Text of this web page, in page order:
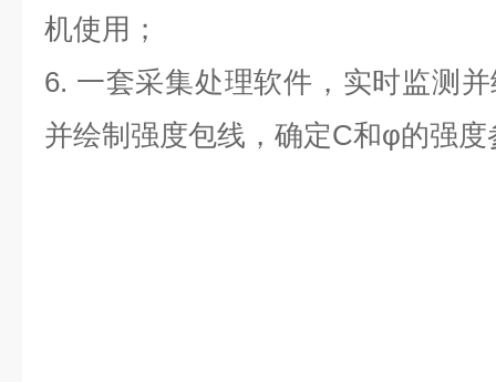
机使用；
6. 一套采集处理软件，实时监测
并绘制强度包线，确定C和φ的强度